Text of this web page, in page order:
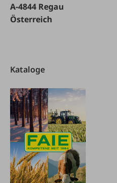
A-4844 Regau
Österreich
Kataloge